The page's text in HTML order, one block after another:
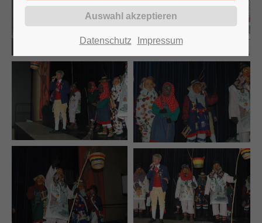
Register|Lost your password?
Support
Lorem ipsum dolor sit amet:
24h / 365days
We offer support for our customers
Mon - Fri 8:00am - 5:00pm
(GMT +1)
Get in touch
Datenschutz Impressum